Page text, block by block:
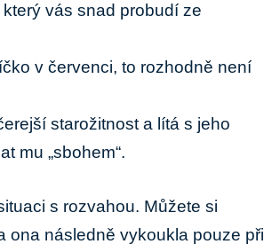
vás snad probudí ze
v červenci, to rozhodně není
starožitnost a lítá s jeho
mu „sbohem“.
s rozvahou. Můžete si
ona následně vykoukla pouze při